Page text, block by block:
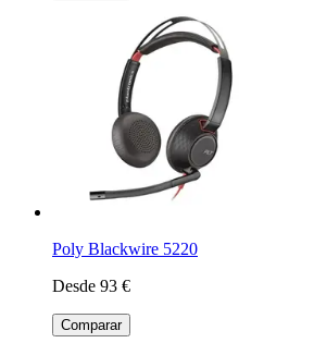
Poly Blackwire 5220
Desde 93 €
Comparar